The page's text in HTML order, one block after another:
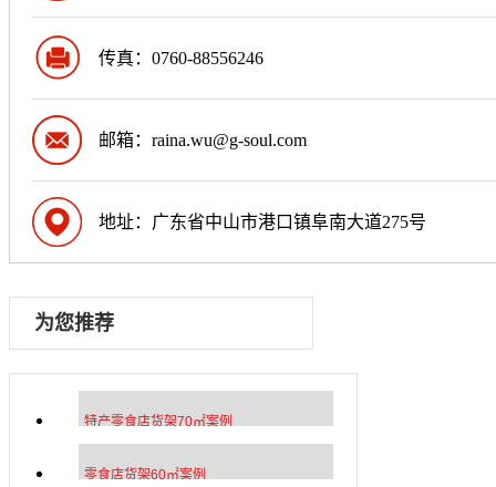
传真：0760-88556246
邮箱：raina.wu@g-soul.com
地址：广东省中山市港口镇阜南大道275号
为您推荐
特产零食店货架70㎡案例
零食店货架60㎡案例